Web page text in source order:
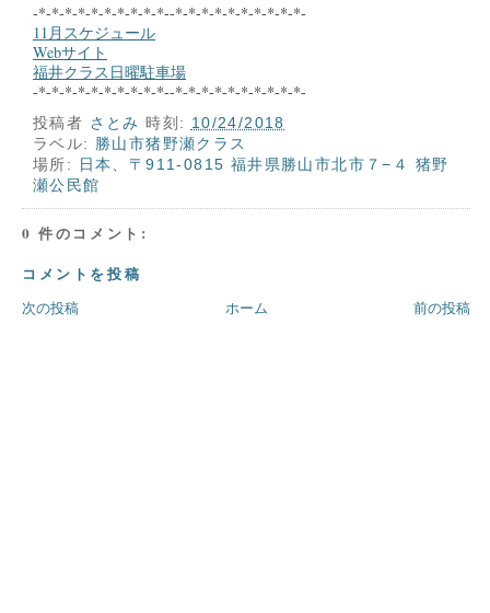
-*-*-*-*-*-*-*-*-*-*--*-*-*-*-*-*-*-*-*-*-
11月スケジュール
Webサイト
福井クラス日曜駐車場
-*-*-*-*-*-*-*-*-*-*--*-*-*-*-*-*-*-*-*-*-
投稿者 さとみ 時刻: 10/24/2018
ラベル: 勝山市猪野瀬クラス
場所:
日本、〒911-0815 福井県勝山市北市７−４ 猪野
瀬公民館
0 件のコメント:
コメントを投稿
次の投稿 前の投稿
ホーム